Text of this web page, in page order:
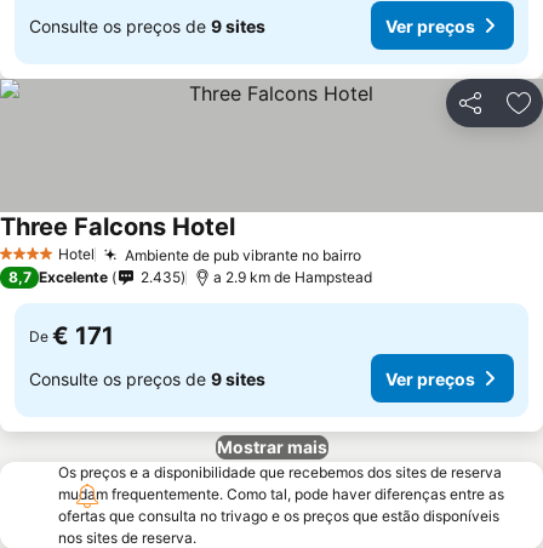
Consulte os preços de 9 sites Ver preços
Partilhar
4 EstrelasHotel Ambiente de pub vibrante no bairro
Three Falcons Hotel
8,7 Excelente 2.435 a 2.9 km de Hampstead
De € 171
Consulte os preços de 9 sites Ver preços
Mostrar mais
Os preços e a disponibilidade que recebemos dos sites de reserva
mudam frequentemente. Como tal, pode haver diferenças entre as
ofertas que consulta no trivago e os preços que estão disponíveis
nos sites de reserva.